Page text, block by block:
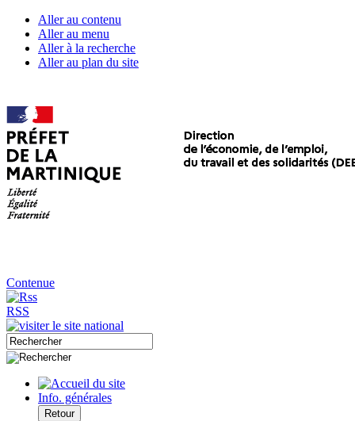
Aller au contenu
Aller au menu
Aller à la recherche
Aller au plan du site
Contenue
RSS
Info. générales
Retour